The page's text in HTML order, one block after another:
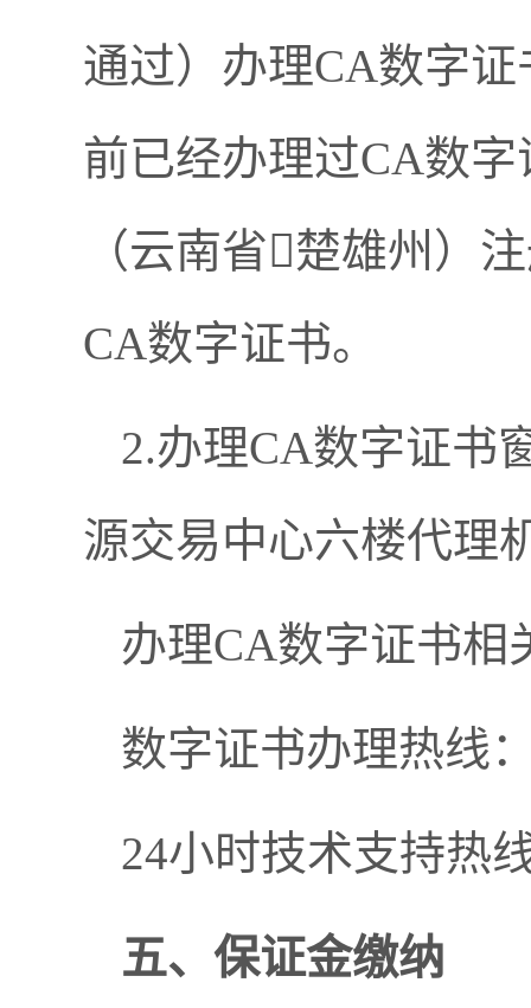
通过）办理CA数字
前已经办理过CA数
（云南省楚雄州）
CA数字证书。
2.办理CA数字证书
源交易中心六楼代理
办理CA数字证书相
数字证书办理热线
24小时技术支持热
五、保证金缴纳